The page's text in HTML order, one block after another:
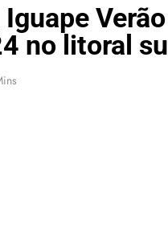
no litoral